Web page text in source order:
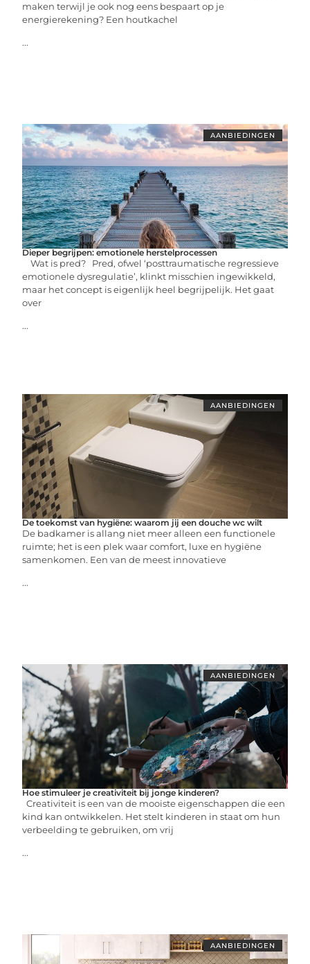
maken terwijl je ook nog eens bespaart op je
energierekening? Een houtkachel
...
AANBIEDINGEN
Dieper begrijpen: emotionele herstelprocessen
Wat is pred? Pred, ofwel ‘posttraumatische regressieve
emotionele dysregulatie’, klinkt misschien ingewikkeld,
maar het concept is eigenlijk heel begrijpelijk. Het gaat
over
...
AANBIEDINGEN
De toekomst van hygiëne: waarom jij een douche wc wilt
De badkamer is allang niet meer alleen een functionele
ruimte; het is een plek waar comfort, luxe en hygiëne
samenkomen. Een van de meest innovatieve
...
AANBIEDINGEN
Hoe stimuleer je creativiteit bij jonge kinderen?
Creativiteit is een van de mooiste eigenschappen die een
kind kan ontwikkelen. Het stelt kinderen in staat om hun
verbeelding te gebruiken, om vrij
...
AANBIEDINGEN